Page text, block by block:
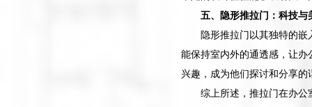
五、隐形推拉门：科技与
隐形推拉门以其独特的
能保持室内外的通透感，让
兴趣，成为他们探讨和分享的
综上所述，推拉门在办公